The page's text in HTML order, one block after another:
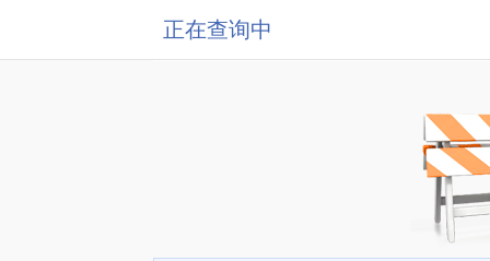
正在查询中